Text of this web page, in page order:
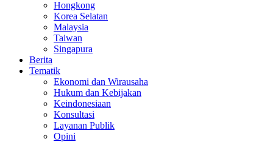
Hongkong
Korea Selatan
Malaysia
Taiwan
Singapura
Berita
Tematik
Ekonomi dan Wirausaha
Hukum dan Kebijakan
Keindonesiaan
Konsultasi
Layanan Publik
Opini